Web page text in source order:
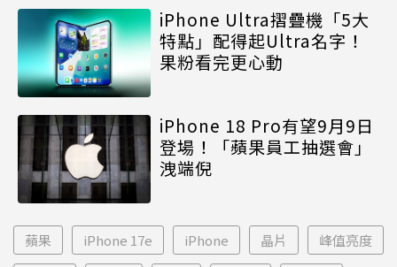
iPhone Ultra摺疊機「5大
特點」配得起Ultra名字！
果粉看完更心動
iPhone 18 Pro有望9月9日
登場！「蘋果員工抽選會」
洩端倪
蘋果 iPhone 17e iPhone 晶片 峰值亮度